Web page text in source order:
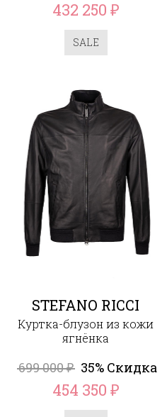
432 250 ₽
SALE
STEFANO RICCI
Куртка-блузон из кожи
ягнёнка
699 000₽ 35% Скидка
454 350 ₽